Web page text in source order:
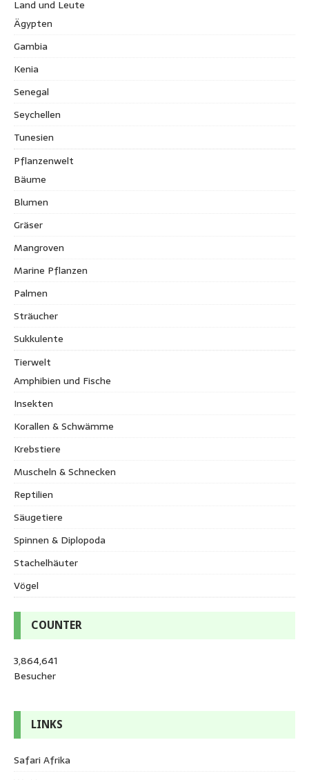
Land und Leute
Ägypten
Gambia
Kenia
Senegal
Seychellen
Tunesien
Pflanzenwelt
Bäume
Blumen
Gräser
Mangroven
Marine Pflanzen
Palmen
Sträucher
Sukkulente
Tierwelt
Amphibien und Fische
Insekten
Korallen & Schwämme
Krebstiere
Muscheln & Schnecken
Reptilien
Säugetiere
Spinnen & Diplopoda
Stachelhäuter
Vögel
COUNTER
3,864,641
Besucher
LINKS
Safari Afrika